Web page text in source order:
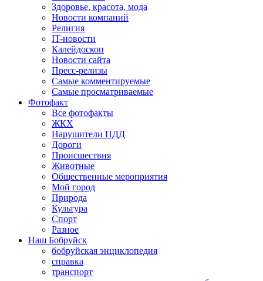
Здоровье, красота, мода
Новости компаний
Религия
IT-новости
Калейдоскоп
Новости сайта
Пресс-релизы
Самые комментируемые
Самые просматриваемые
Фотофакт
Все фотофакты
ЖКХ
Нарушители ПДД
Дороги
Происшествия
Животные
Общественные мероприятия
Мой город
Природа
Культура
Спорт
Разное
Наш Бобруйск
бобруйская энциклопедия
справка
транспорт